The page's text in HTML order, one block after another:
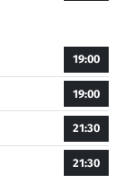
19:00
19:00
21:30
21:30